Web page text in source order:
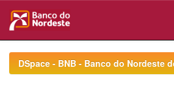
navigationDSpace - BNB - Banco do Nordeste